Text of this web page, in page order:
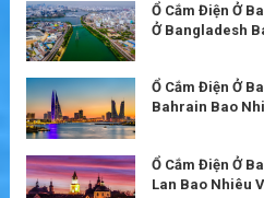
Ổ Cắm Điện Ở
Ở Bangladesh
Ổ Cắm Điện Ở
Bahrain Bao
Ổ Cắm Điện Ở
Lan Bao Nhiêu